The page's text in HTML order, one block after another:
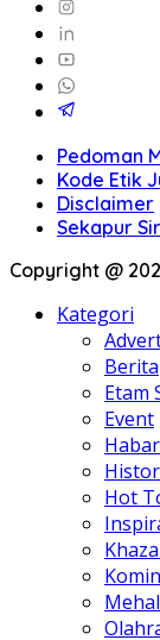
Pedoman
Kode Etik
Disclaimer
Sekapur
Copyright @
Kategori
Berita
Etam
Event
Hot